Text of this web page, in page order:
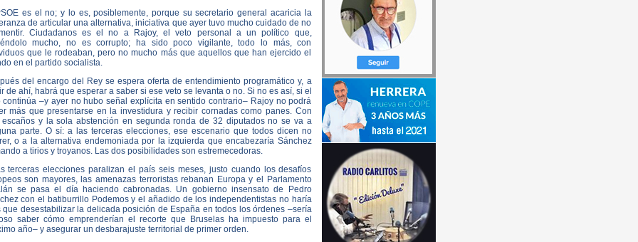
es el no; y lo es, posiblemente, porque su secretario general acaricia la
de articular una alternativa, iniciativa que ayer tuvo mucho cuidado de no
Ciudadanos es el no a Rajoy, el veto personal a un político que,
mucho, no es corrupto; ha sido poco vigilante, todo lo más, con
que le rodeaban, pero no mucho más que aquellos que han ejercido el
en el partido socialista.
del encargo del Rey se espera oferta de entendimiento programático y, a
de ahí, habrá que esperar a saber si ese veto se levanta o no. Si no es así, si el
continúa –y ayer no hubo señal explícita en sentido contrario– Rajoy no podrá
más que presentarse en la investidura y recibir cornadas como panes. Con
escaños y la sola abstención en segunda ronda de 32 diputados no se va a
parte. O sí: a las terceras elecciones, ese escenario que todos dicen no
o a la alternativa endemoniada por la izquierda que encabezaría Sánchez
a tirios y troyanos. Las dos posibilidades son estremecedoras.
terceras elecciones paralizan el país seis meses, justo cuando los desafíos
son mayores, las amenazas terroristas rebanan Europa y el Parlamento
se pasa el día haciendo cabronadas. Un gobierno insensato de Pedro
con el batiburrillo Podemos y el añadido de los independentistas no haría
que desestabilizar la delicada posición de España en todos los órdenes –sería
saber cómo emprenderían el recorte que Bruselas ha impuesto para el
año– y asegurar un desbarajuste territorial de primer orden.